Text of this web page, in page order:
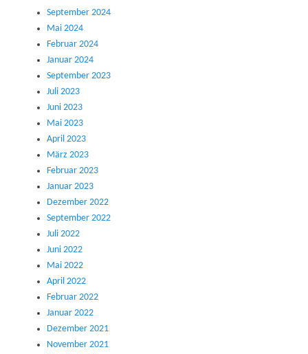
September 2024
Mai 2024
Februar 2024
Januar 2024
September 2023
Juli 2023
Juni 2023
Mai 2023
April 2023
März 2023
Februar 2023
Januar 2023
Dezember 2022
September 2022
Juli 2022
Juni 2022
Mai 2022
April 2022
Februar 2022
Januar 2022
Dezember 2021
November 2021